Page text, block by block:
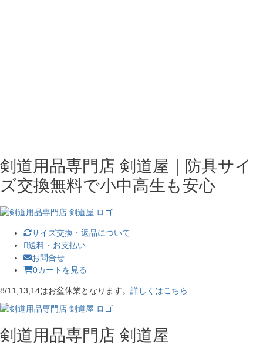
剣道用品専門店 剣道屋｜防具サイ
ズ交換無料で小中高生も安心
サイズ交換・返品について
送料・お支払い
お問合せ
0カートを見る
8/11,13,14はお盆休業となります。 詳しくはこちら
剣道用品専門店 剣道屋